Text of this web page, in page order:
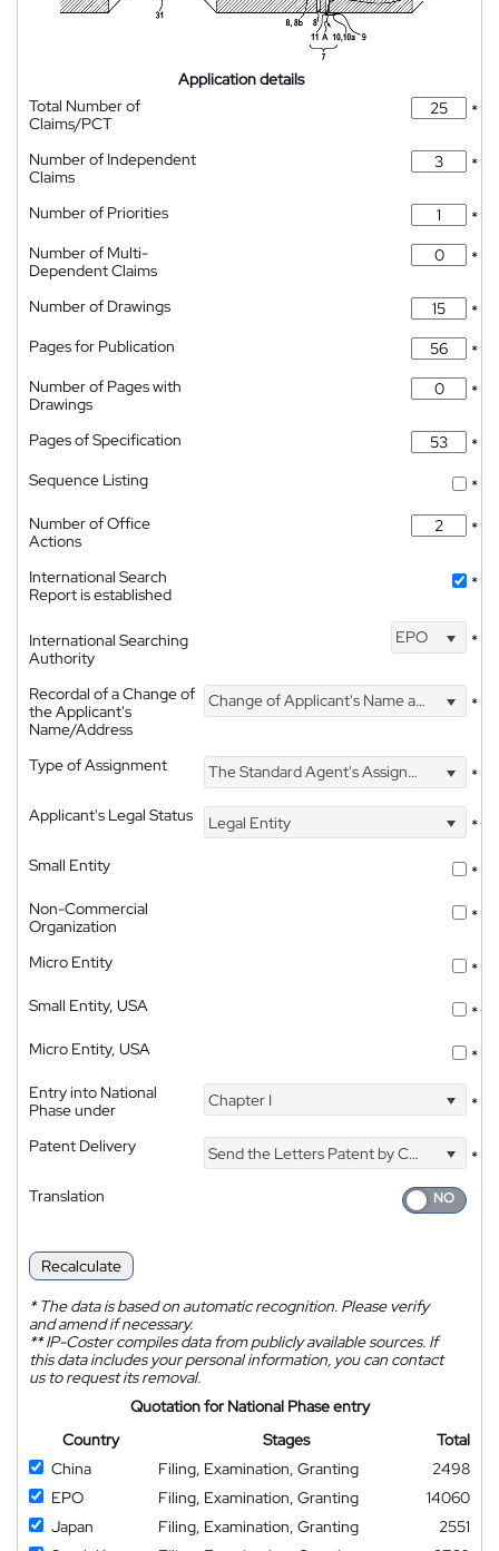
Application details
Total Number of
Claims/PCT
*
Number of Independent
Claims
*
Number of Priorities
*
Number of Multi-
Dependent Claims
*
Number of Drawings
*
Pages for Publication
*
Number of Pages with
Drawings
*
Pages of Specification
*
Sequence Listing
*
Number of Office
Actions
*
International Search
Report is established
*
International Searching
Authority
EPO *
Recordal of a Change of
the Applicant's
Name/Address
Change of Applicant's Name and Address *
Type of Assignment The Standard Agent's Assignment
*
Applicant's Legal Status
Legal Entity
*
Small Entity
*
Non-Commercial
Organization
*
Micro Entity
*
Small Entity, USA
*
Micro Entity, USA
*
Entry into National
Phase under
Chapter I *
Patent Delivery Send the Letters Patent by Courier
*
Translation
Recalculate
*The data is based on automatic recognition. Please verify
and amend if necessary.
**IP-Coster compiles data from publicly available sources. If
this data includes your personal information, you can contact
us to request its removal.
Quotation for National Phase entry
Country
Stages
Total
China
Filing, Examination, Granting
2498
EPO
Filing, Examination, Granting
14060
Japan
Filing, Examination, Granting
2551